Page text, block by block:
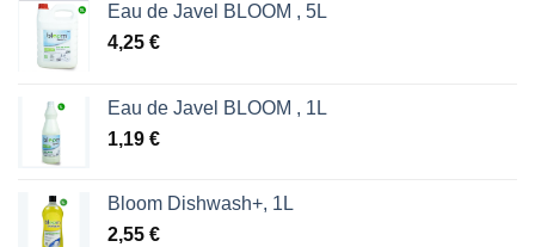
Eau de Javel BLOOM , 5L
4,25 €
Eau de Javel BLOOM , 1L
1,19 €
Bloom Dishwash+, 1L
2,55 €